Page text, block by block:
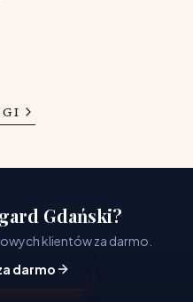
Gdański?
klientów za darmo.
darmo